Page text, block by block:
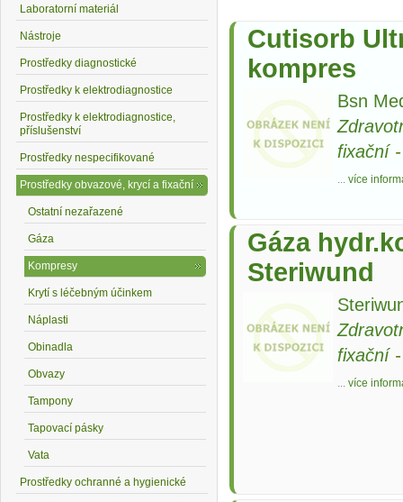
Cutisorb
kompres
Bsn
fixační
... více
Gáza
Steriwund
fixační
... více
Laboratorní materiál
Nástroje
Prostředky diagnostické
Prostředky k elektrodiagnostice
Prostředky k elektrodiagnostice,
příslušenství
Prostředky nespecifikované
Prostředky obvazové, krycí a fixační
Ostatní nezařazené
Gáza
Kompresy
Krytí s léčebným účinkem
Náplasti
Obinadla
Obvazy
Tampony
Tapovací pásky
Vata
Prostředky ochranné a hygienické